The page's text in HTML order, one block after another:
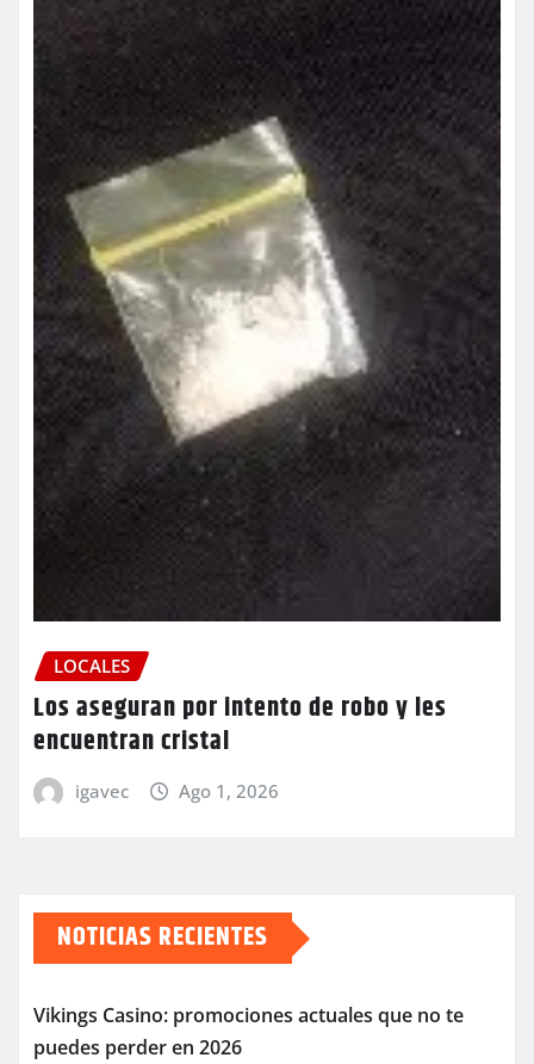
LOCALES
Los aseguran por intento de robo y les
encuentran cristal
igavec Ago 1, 2026
NOTICIAS RECIENTES
Vikings Casino: promociones actuales que no te
puedes perder en 2026